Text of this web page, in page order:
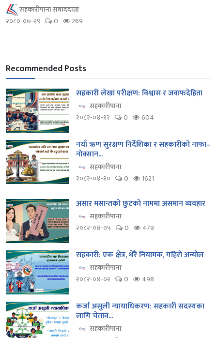
सहकारीपाना संवाददाता
२०८०-०७-२९
0 269
Recommended Posts
सहकारी लेखा परीक्षण: विश्वास र जवाफदेहिता
सहकारीपाना
२०८२-०४-१२
0 604
नयाँ ऋण सुरक्षण निर्देशिका र सहकारीको नाफा–
नोक्सान...
सहकारीपाना
२०८२-०४-१०
0 1621
असार मसान्तको छुटको नाममा असमान व्यवहार
सहकारीपाना
२०८२-०४-०५
0 479
सहकारी: एक क्षेत्र, धेरै नियामक, गहिरो अन्योल
सहकारीपाना
२०८२-०४-०२
0 498
कर्जा असुली न्यायाधिकरण: सहकारी सदस्यका
लागि चेताव...
सहकारीपाना